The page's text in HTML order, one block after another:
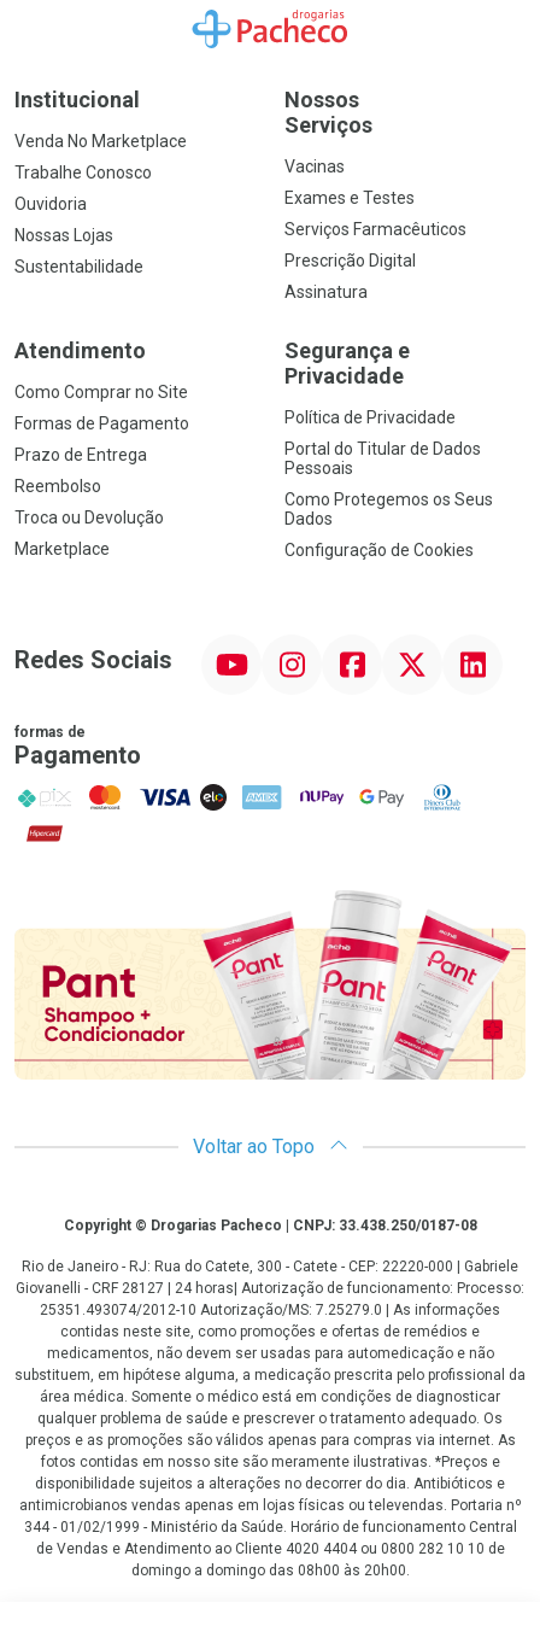
Ir para a Home
Institucional
Venda No Marketplace
Trabalhe Conosco
Ouvidoria
Nossas Lojas
Sustentabilidade
Nossos
Serviços
Vacinas
Exames e Testes
Serviços Farmacêuticos
Prescrição Digital
Assinatura
Atendimento
Como Comprar no Site
Formas de Pagamento
Prazo de Entrega
Reembolso
Troca ou Devolução
Marketplace
Segurança e
Privacidade
Política de Privacidade
Portal do Titular de Dados
Pessoais
Como Protegemos os Seus
Dados
Configuração de Cookies
Redes Sociais InstagramFacebook Linkedin
formas de
Pagamento
PIX MasterCard
VISA ELO AMEX NuPay Google PayDiners Club
Hipercard
Promoção em Destaque
Voltar ao Topo
CopyrightCopyright © Drogarias Pacheco | CNPJ: 33.438.250/0187-08
Rio de Janeiro - RJ: Rua do Catete, 300 - Catete - CEP: 22220-000 | Gabriele
Giovanelli - CRF 28127 | 24 horas| Autorização de funcionamento: Processo:
25351.493074/2012-10 Autorização/MS: 7.25279.0 | As informações
contidas neste site, como promoções e ofertas de remédios e
medicamentos, não devem ser usadas para automedicação e não
substituem, em hipótese alguma, a medicação prescrita pelo profissional da
área médica. Somente o médico está em condições de diagnosticar
qualquer problema de saúde e prescrever o tratamento adequado. Os
preços e as promoções são válidos apenas para compras via internet. As
fotos contidas em nosso site são meramente ilustrativas. *Preços e
disponibilidade sujeitos a alterações no decorrer do dia. Antibióticos e
antimicrobianos vendas apenas em lojas físicas ou televendas. Portaria nº
344 - 01/02/1999 - Ministério da Saúde. Horário de funcionamento Central
de Vendas e Atendimento ao Cliente 4020 4404 ou 0800 282 10 10 de
domingo a domingo das 08h00 às 20h00.